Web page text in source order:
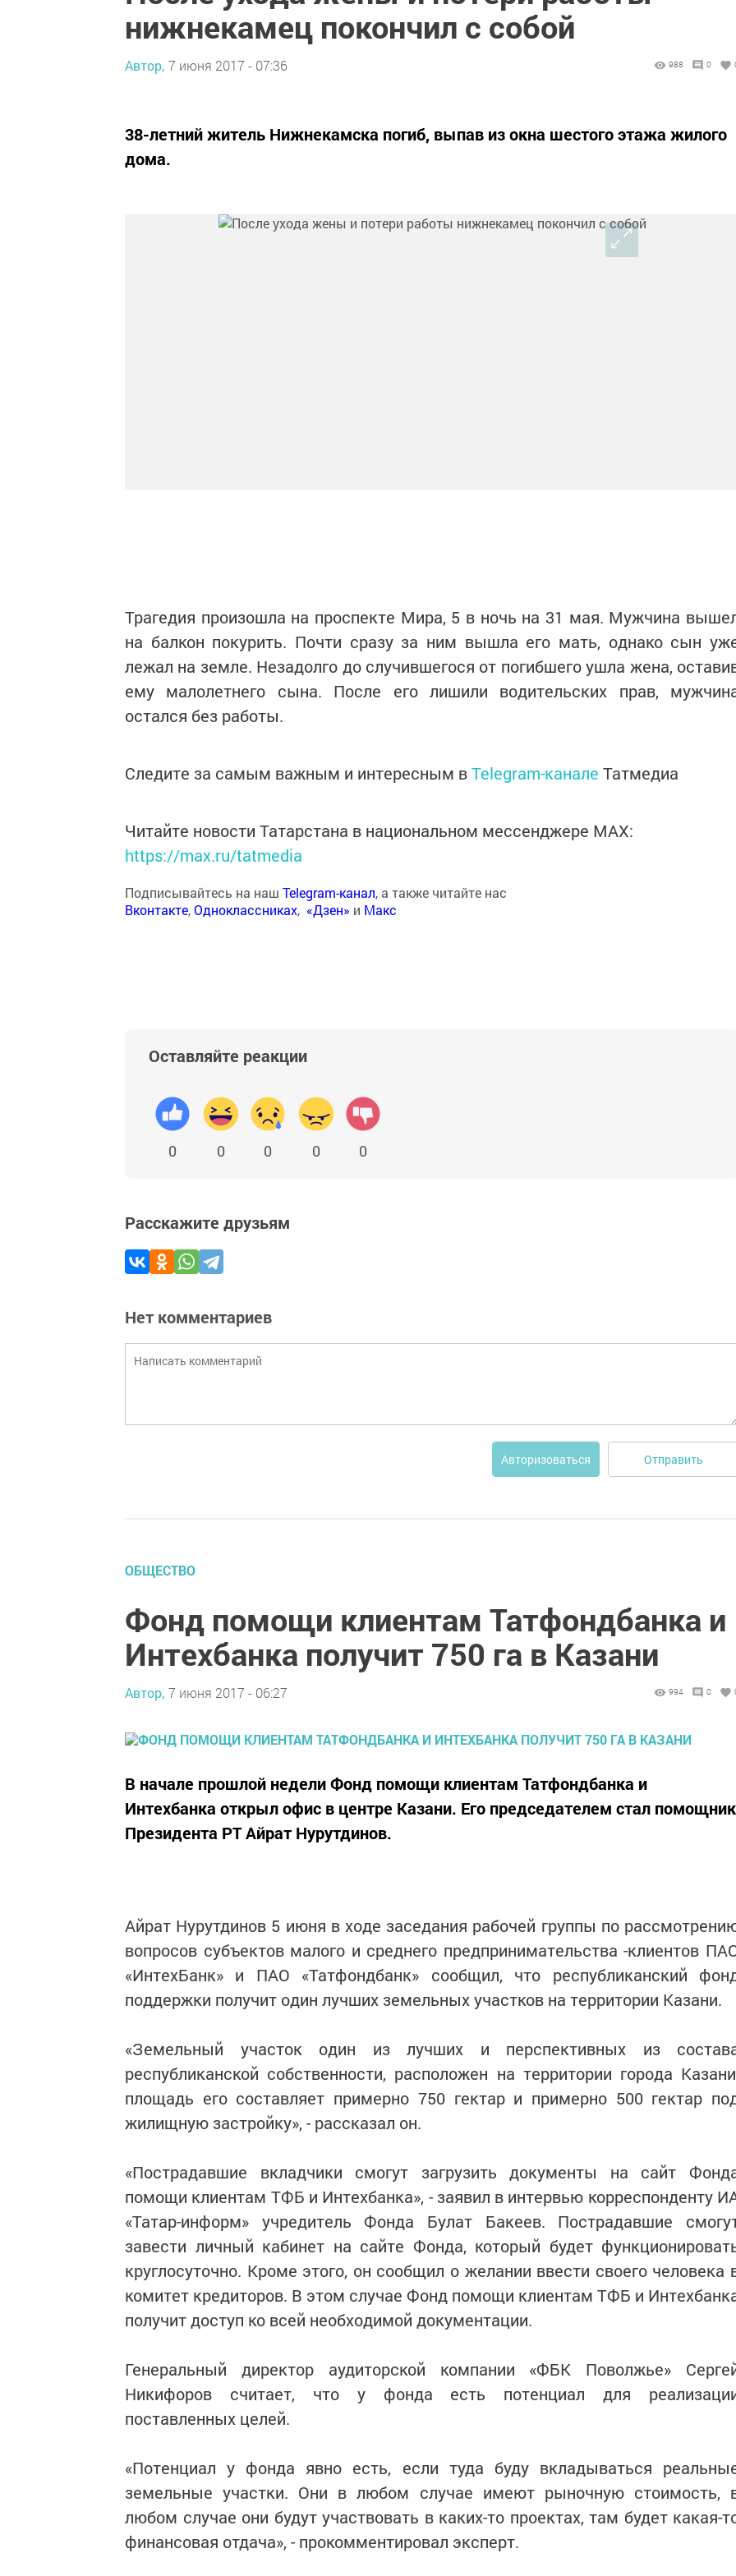
нижнекамец покончил с собой
Автор, 7 июня 2017 - 07:36 988 0
38-летний житель Нижнекамска погиб, выпав из окна шестого этажа жилого
дома.
Трагедия произошла на проспекте Мира, 5 в ночь на 31 мая. Мужчина
на балкон покурить. Почти сразу за ним вышла его мать, однако сын
лежал на земле. Незадолго до случившегося от погибшего ушла жена,
ему малолетнего сына. После его лишили водительских прав,
остался без работы.
Следите за самым важным и интересным вTelegram-канале Татмедиа
Читайте новости Татарстана в национальном мессенджере MАХ:
https://max.ru/tatmedia
Подписывайтесь на наш Telegram-канал, а также читайте нас
Вконтакте,Одноклассниках, «Дзен» и Макс
Оставляйте реакции
0 0 0 0 0
Расскажите друзьям
Нет комментариев
Авторизоваться Отправить
ОБЩЕСТВО
Фонд помощи клиентам Татфондбанка и
Интехбанка получит 750 га в Казани
Автор, 7 июня 2017 - 06:27 994 0
В начале прошлой недели Фонд помощи клиентам Татфондбанка и
Интехбанка открыл офис в центре Казани. Его председателем стал помощник
Президента РТ Айрат Нурутдинов.
Айрат Нурутдинов 5 июня в ходе заседания рабочей группы по
вопросов субъектов малого и среднего предпринимательства -клиентов
«ИнтехБанк» и ПАО «Татфондбанк» сообщил, что республиканский
поддержки получит один лучших земельных участков на территории Казани.
«Земельный участок один из лучших и перспективных из
республиканской собственности, расположен на территории города
площадь его составляет примерно 750 гектар и примерно 500 гектар
жилищную застройку», - рассказал он.
«Пострадавшие вкладчики смогут загрузить документы на сайт
помощи клиентам ТФБ и Интехбанка», - заявил в интервью корреспонденту
«Татар-информ» учредитель Фонда Булат Бакеев. Пострадавшие
завести личный кабинет на сайте Фонда, который будет
круглосуточно. Кроме этого, он сообщил о желании ввести своего человека
комитет кредиторов. В этом случае Фонд помощи клиентам ТФБ и
получит доступ ко всей необходимой документации.
Генеральный директор аудиторской компании «ФБК Поволжье»
Никифоров считает, что у фонда есть потенциал для
поставленных целей.
«Потенциал у фонда явно есть, если туда буду вкладываться
земельные участки. Они в любом случае имеют рыночную стоимость,
любом случае они будут участвовать в каких-то проектах, там будет какая-
финансовая отдача», - прокомментировал эксперт.